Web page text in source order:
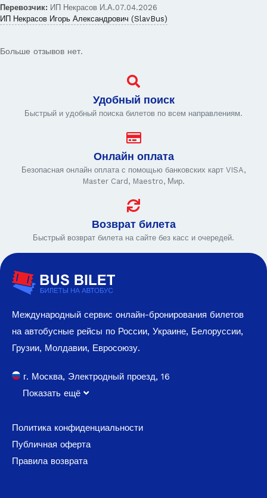
Перевозчик: ИП Некрасов И.А.07.04.2026
ИП Некрасов Игорь Александрович (SlavBus)
Больше отзывов нет.
Удобный поиск
Быстрый и удобный поиска билетов по всем направлениям.
Онлайн оплата
Безопасная онлайн оплата с помощью банковских карт VISA,
Master Card, Maestro, Мир.
Возврат билета
Быстрый возврат билета на сайте без касс и очередей.
Международный сервис онлайн-бронирования билетов
на автобусные рейсы по России, Украине, Белоруссии,
Грузии, Молдавии, Евросоюзу.
г. Москва, Электродный проезд, 16
Показать ещё
Политика конфиденциальности
Публичная оферта
Правила возврата